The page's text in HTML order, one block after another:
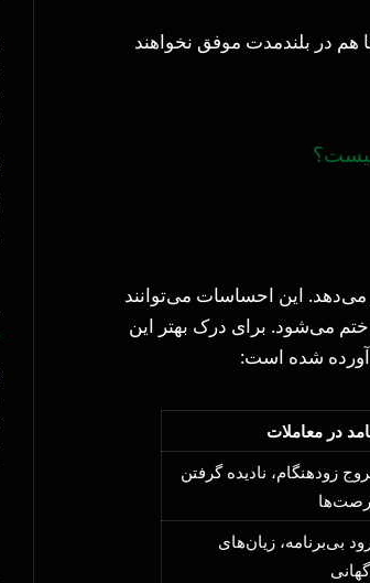
هم در بلندمدت موفق نخواهند
می‌دهد. این احساسات می‌توانند
می‌شود. برای درک بهتر این
آورده شده است:
در معاملات
زودهنگام، نادیده گرفتن
بی‌برنامه، زیان‌های